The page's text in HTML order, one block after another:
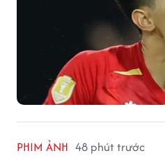
PHIM ẢNH 48 phút trước